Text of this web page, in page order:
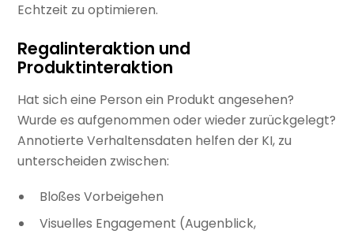
Echtzeit zu optimieren.
Regalinteraktion und
Produktinteraktion
Hat sich eine Person ein Produkt angesehen?
Wurde es aufgenommen oder wieder zurückgelegt?
Annotierte Verhaltensdaten helfen der KI, zu
unterscheiden zwischen:
Bloßes Vorbeigehen
Visuelles Engagement (Augenblick,